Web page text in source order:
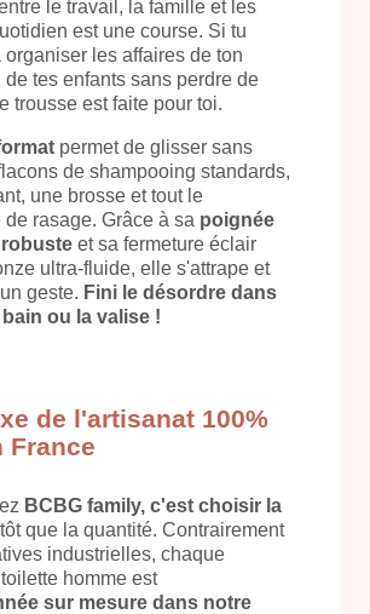
le travail, la famille et les
est une course. Si tu
organiser les affaires de ton
tes enfants sans perdre de
trousse est faite pour toi.
permet de glisser sans
de shampooing standards,
une brosse et tout le
rasage. Grâce à sa poignée
et sa fermeture éclair
ultra-fluide, elle s'attrape et
geste. Fini le désordre dans
bain ou la valise !
de l'artisanat 100%
France
BCBG family, c'est choisir la
que la quantité. Contrairement
industrielles, chaque
homme est
sur mesure dans notre